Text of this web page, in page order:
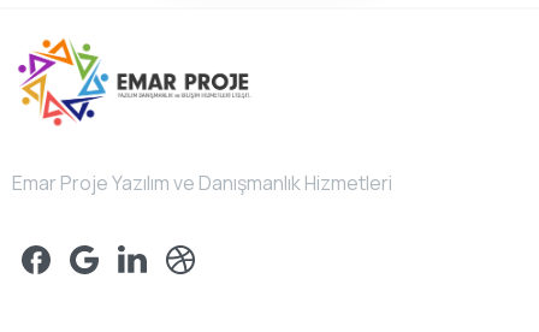
Emar Proje Yazılım ve Danışmanlık Hizmetleri